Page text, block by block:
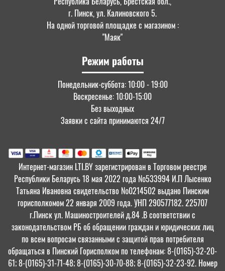
г. Пинск, ул. Калиновского 5.
На одной торговой площадке с магазином :
"Маяк"
Режим работы
Понедельник-суббота: 10:00 - 19:00
Воскресенье: 10:00-15:00
Без выходных
Заявки с сайта принимаются 24/7
Интернет-магазин LTI.BY зарегистрирован в Торговом реестре
Республики Беларусь 18 мая 2022 года №533994 И.П Лысенко
Татьяна Ивановна свидетельство №0214502 выдано Пинским
горисполкомом 22 января 2009 года. УНП 290577182. 225707
г.Пинск ул. Машиностроителей д.84 .В соответствии с
законодательством РБ об обращении граждан и юридических лиц
по всем вопросам связанными с защитой прав потребителя
обращаться в Пинский Горисполком по телефонам: 8-(0165)-32-20-
61; 8-(0165)-31-71-48; 8-(0165)-30-70-88; 8-(0165)-32-23-92. Номер